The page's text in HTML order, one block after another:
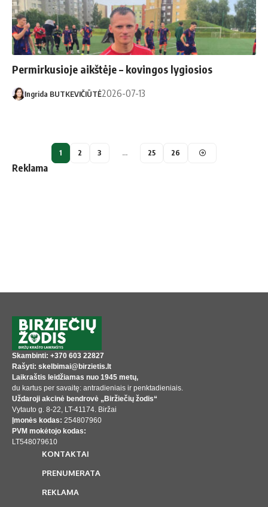
Permirkusioje aikštėje – kovingos lygiosios
Ingrida BUTKEVIČIŪTĖ2026-07-13
1 2 3 … 25 26
Reklama
Skambinti: +370 603 22827
Rašyti: skelbimai@birzietis.lt
Laikraštis leidžiamas nuo 1945 metų,
du kartus per savaitę: antradieniais ir penktadieniais.
Uždaroji akcinė bendrovė „Biržiečių žodis“
Vytauto g. 8-22, LT-41174. Biržai
Įmonės kodas: 254807960
PVM mokėtojo kodas:
LT548079610
KONTAKTAI
PRENUMERATA
REKLAMA